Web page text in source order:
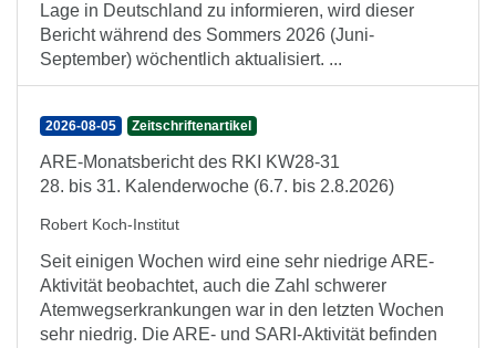
Lage in Deutschland zu informieren, wird dieser
Bericht während des Sommers 2026 (Juni-
September) wöchentlich aktualisiert. ...
2026-08-05 Zeitschriftenartikel
ARE-Monatsbericht des RKI KW28-31
28. bis 31. Kalenderwoche (6.7. bis 2.8.2026)
Robert Koch-Institut
Seit einigen Wochen wird eine sehr niedrige ARE-
Aktivität beobachtet, auch die Zahl schwerer
Atemwegserkrankungen war in den letzten Wochen
sehr niedrig. Die ARE- und SARI-Aktivität befinden